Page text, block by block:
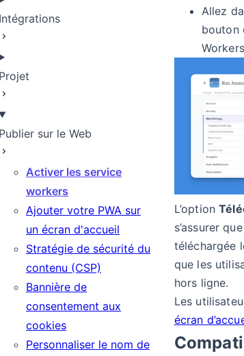
Intégrations
Projet
Publier sur le Web
Activer les service
workers
Ajouter votre PWA sur
un écran d'accueil
Stratégie de sécurité du
contenu (CSP)
Bannière de
consentement aux
cookies
Personnaliser le nom de
Allez
bouton
Workers
L’option
s’assurer
téléchargée
que les
hors ligne.
Les
écran